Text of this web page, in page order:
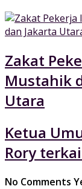
Zakat
Mustahik
Utara
Ketua
Rory
No Comments